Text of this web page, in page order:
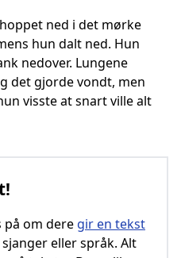
ned i det mørke
hun dalt ned. Hun
nedover. Lungene
det gjorde vondt, men
visste at snart ville alt
på om dere gir en tekst
eller språk. Alt